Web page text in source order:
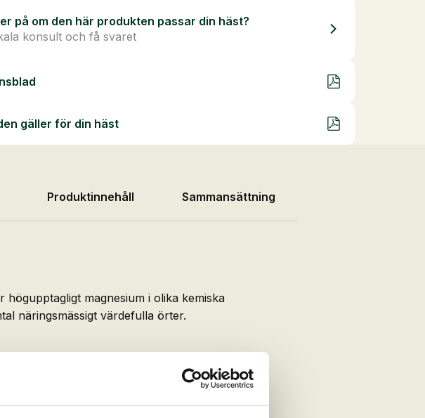
på om den här produkten passar din häst?
konsult och få svaret
gäller för din häst
Produktinnehåll Sammansättning
magnesium i olika kemiska
näringsmässigt värdefulla örter.